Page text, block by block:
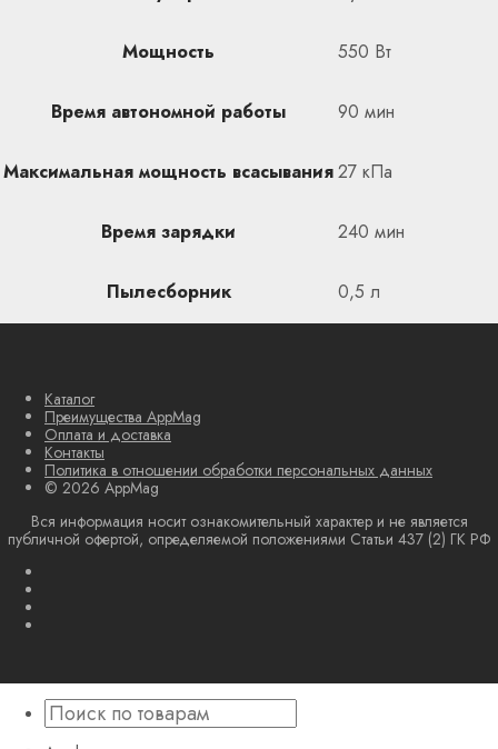
Мощность 550 Вт
Время автономной работы 90 мин
Максимальная мощность всасывания27 кПа
Время зарядки 240 мин
Пылесборник 0,5 л
Каталог
Преимущества AppMag
Оплата и доставка
Контакты
Политика в отношении обработки персональных данных
© 2026 AppMag
Вся информация носит ознакомительный характер и не является
публичной офертой, определяемой положениями Статьи 437 (2) ГК РФ